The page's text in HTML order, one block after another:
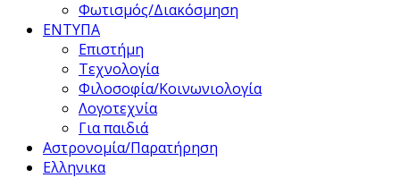
Φωτισμός/Διακόσμηση
ΕΝΤΥΠΑ
Επιστήμη
Τεχνολογία
Φιλοσοφία/Κοινωνιολογία
Λογοτεχνία
Για παιδιά
Αστρονομία/Παρατήρηση
Ελληνικα